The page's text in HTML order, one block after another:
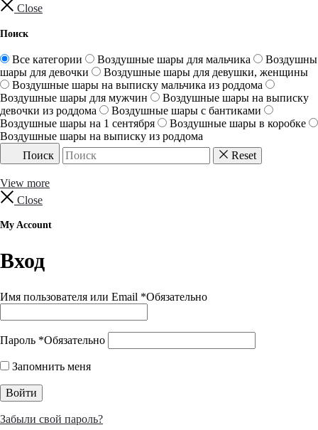
Close
Поиск
Все категории Воздушные шары для мальчика
Воздушны
шары для девочки
Воздушные шары для девушки, женщины
Воздушные шары на выписку мальчика из роддома
Воздушные шары для мужчин
Воздушные шары на выписку
девочки из роддома
Воздушные шары с бантиками
Воздушные шары на 1 сентября
Воздушные шары в коробке
Воздушные шары на выписку из роддома
Поиск
Reset
View more
Close
My Account
Вход
Имя пользователя или Email *Обязательно
Пароль *Обязательно
Запомнить меня
Войти
Забыли свой пароль?